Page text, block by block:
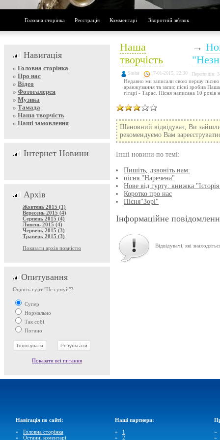
Головна сторінка Реєстрація Комментарі Зворотній зв'язок
Навигація
» Головна сторінка
» Про нас
» Відео
» Фотогалерея
» Музика
» Тамада
» Наша творчість
» Наші замовлення
Інтернет Новини
Архів
Жовтень 2015 (1)
Вересень 2015 (4)
Серпень 2015 (4)
Липень 2015 (4)
Червень 2015 (3)
Травень 2015 (3)
Показати архів повністю
Опитування
Оцініть гурт "Не сумуй"?
Супер
Нормально
Так собі
Погано
Показати всі питання
Наша
творчість
→
Sasha 17-01-2015, 22:30 Переглядів:
Недавно ми записали свою першу
аранжування та запис пісні зробив
гітарі - Тарас. Пісня написана 10
Шановний відвідувач, Ви
рекомендуємо Вам
Інші новини по темі:
Пишіть, дзвоніть нам:
пісня "Наречена"
Нове від гурту: книжка
Коротко про нас
Пісня"Зорі"
Інформаційне
Відвідувачі, які
Навігація по сайті:
» Головна сторінка
» Останні коментарі
Наші партнери:
» 1
» 2